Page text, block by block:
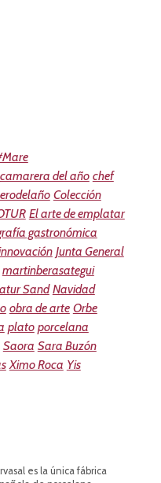
camarera del año chef
Colección
El arte de emplatar
gastronómica
Junta General
martinberasategui
Sand Navidad
obra de arte Orbe
plato porcelana
Saora Sara Buzón
Ximo Roca Yis
es la única fábrica